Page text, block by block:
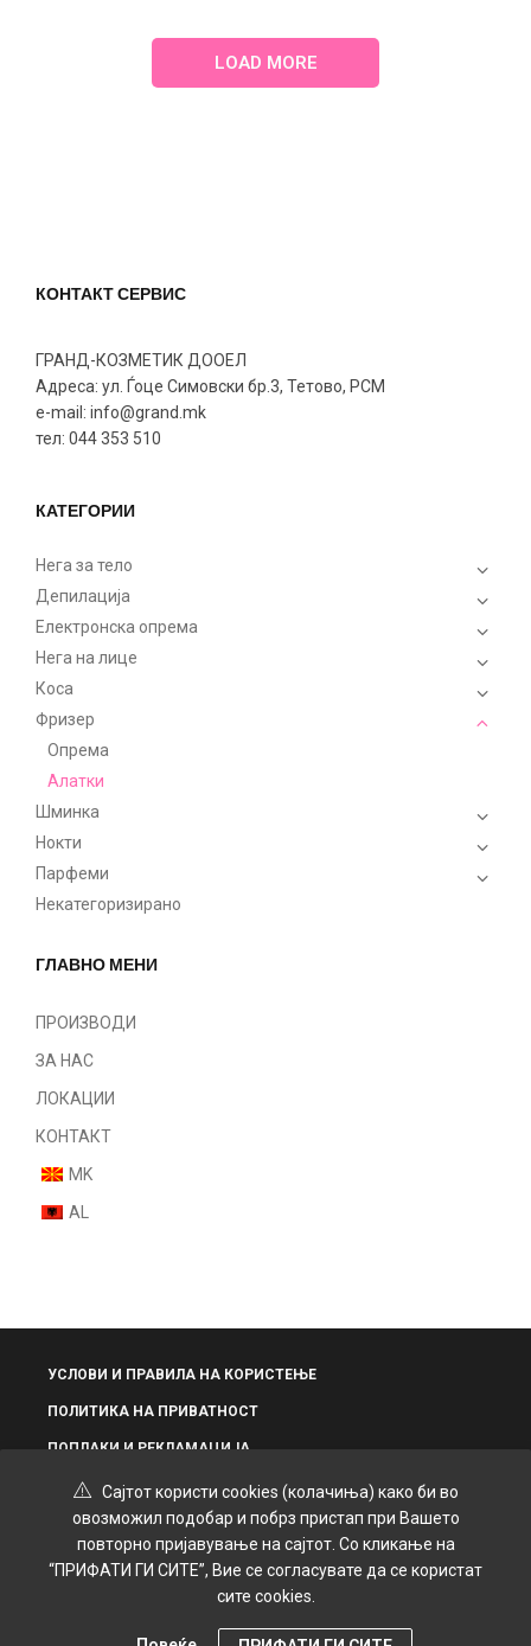
LOAD MORE
КОНТАКТ СЕРВИС
ГРАНД-КОЗМЕТИК ДООЕЛ
Адреса: ул. Ѓоце Симовски бр.3, Тетово, РСМ
e-mail: info@grand.mk
тел: 044 353 510
КАТЕГОРИИ
Нега за тело
Депилација
Електронска опрема
Нега на лице
Коса
Фризер
Опрема
Алатки
Шминка
Нокти
Парфеми
Некатегоризирано
ГЛАВНО МЕНИ
ПРОИЗВОДИ
ЗА НАС
ЛОКАЦИИ
КОНТАКТ
MK
AL
УСЛОВИ И ПРАВИЛА НА КОРИСТЕЊЕ
ПОЛИТИКА НА ПРИВАТНОСТ
ПОПЛАКИ И РЕКЛАМАЦИЈА
© 2025 Grand Kozmetik | Креирано и дизајнирано од
Сајтот користи cookies (колачиња) како би во
овозможил подобар и побрз пристап при Вашето
повторно пријавување на сајтот. Со кликање на
“ПРИФАТИ ГИ СИТЕ”, Вие се согласувате да се користат
сите cookies.